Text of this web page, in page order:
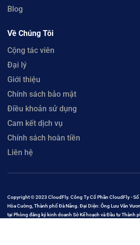
Blog
Về Chúng Tôi
Cộng tác viên
Đại lý
Giới thiệu
Chính sách bảo mật
Điều khoản sử dụng
Cam kết dịch vụ
Chính sách hoàn tiền
Liên hệ
Copyright © 2023 CloudFly. Công Ty Cổ Phần CloudFly - Số
Hòa Cường, Thành phố Đà Nẵng. Đại Diện: Ông Lưu Văn
tại Phòng đăng ký kinh doanh Sở Kế hoạch và Đầu tư Thành